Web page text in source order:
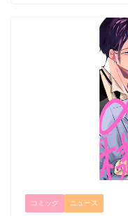
コミック ニュース